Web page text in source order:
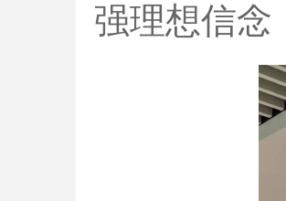
强理想信念